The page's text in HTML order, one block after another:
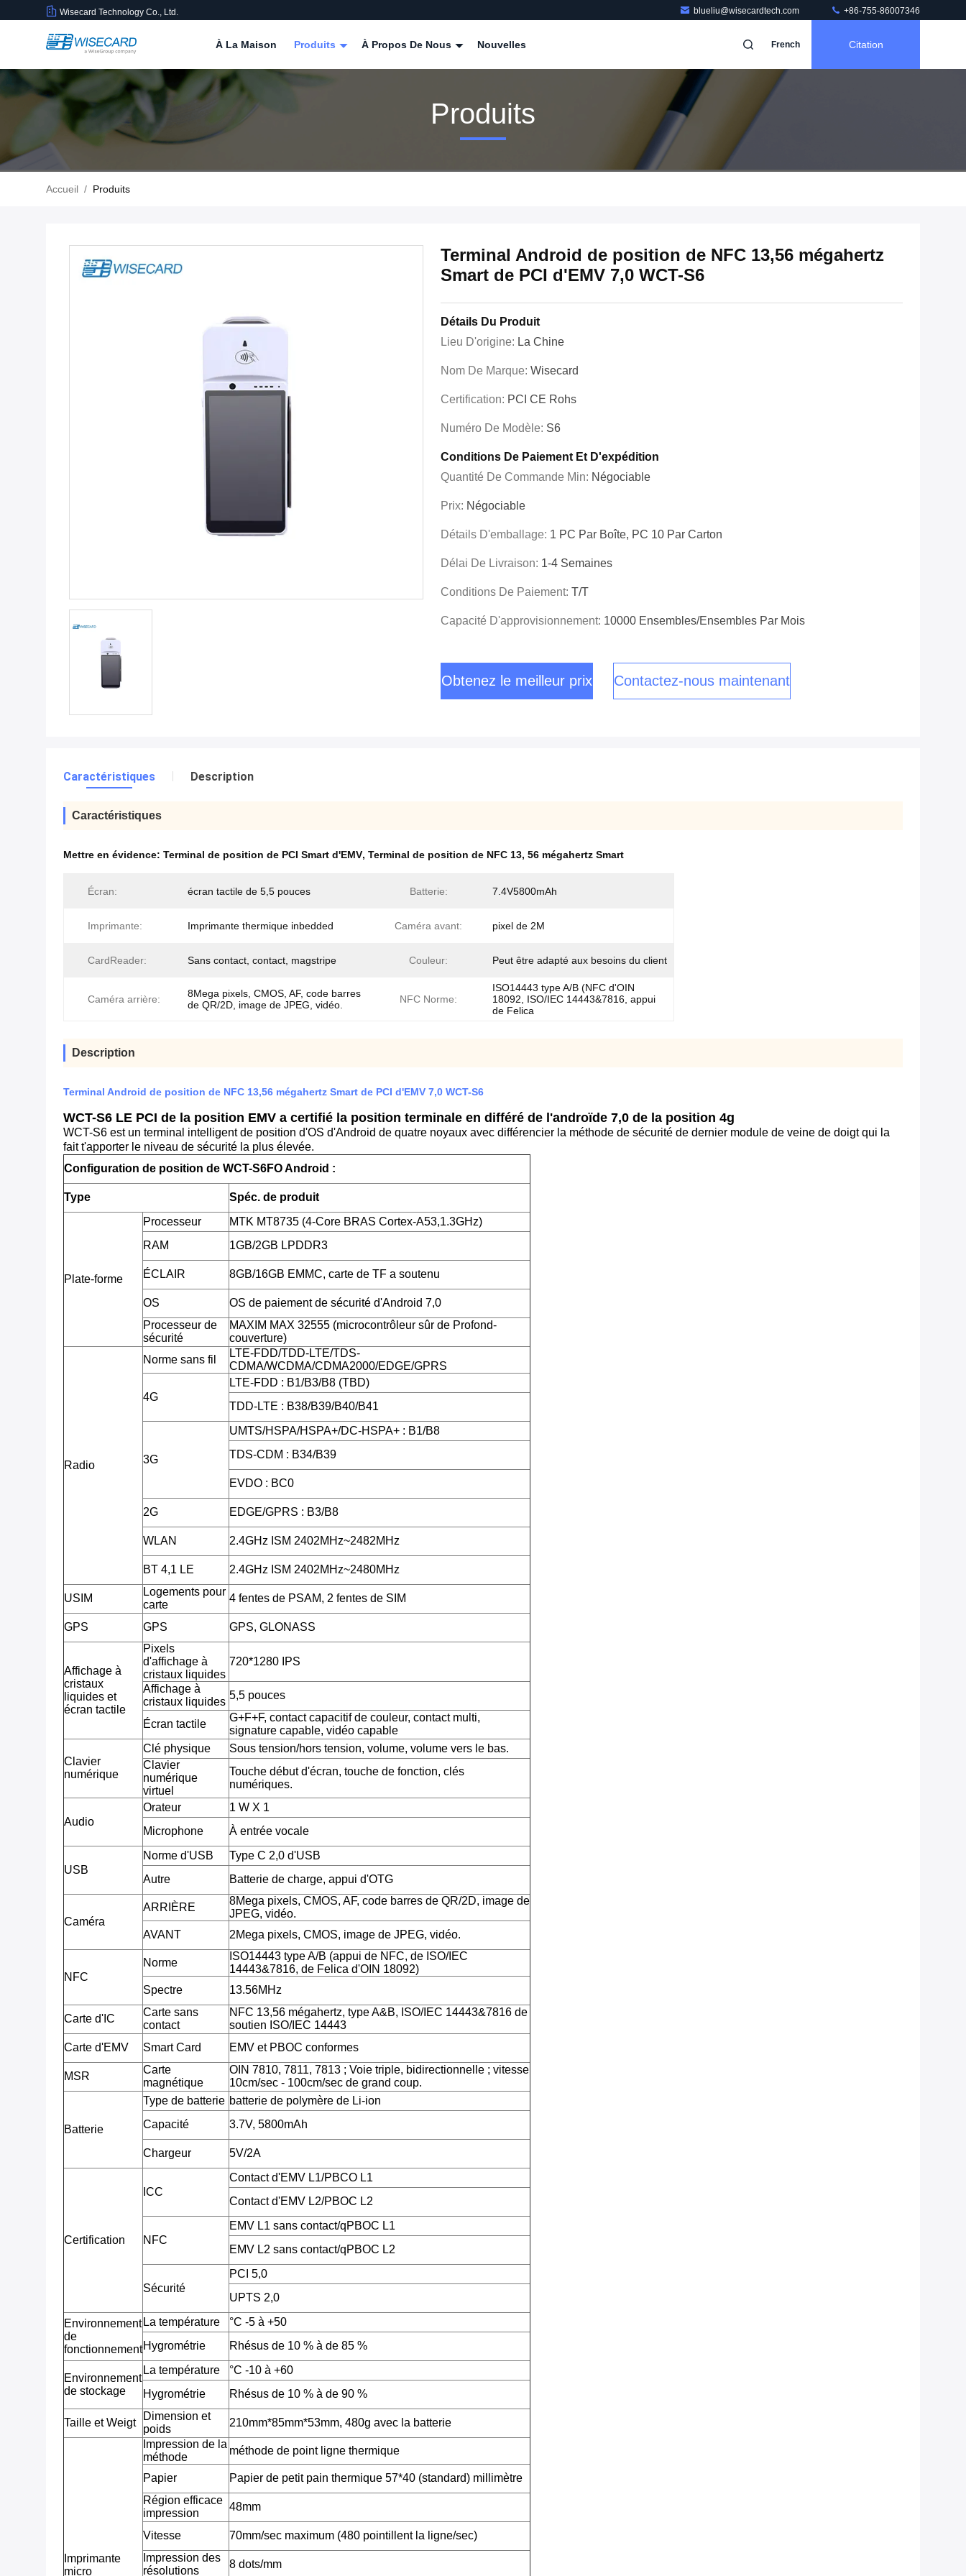
Wisecard Technology Co., Ltd. blueliu@wisecardtech.com +86-755-86007346
À La Maison Produits À Propos De Nous Nouvelles French Citation
Produits
Accueil / Produits
Terminal Android de position de NFC 13,56 mégahertz
Smart de PCI d'EMV 7,0 WCT-S6
Détails Du Produit
Lieu D'origine: La Chine
Nom De Marque: Wisecard
Certification: PCI CE Rohs
Numéro De Modèle: S6
Conditions De Paiement Et D'expédition
Quantité De Commande Min: Négociable
Prix: Négociable
Détails D'emballage: 1 PC Par Boîte, PC 10 Par Carton
Délai De Livraison: 1-4 Semaines
Conditions De Paiement: T/T
Capacité D'approvisionnement: 10000 Ensembles/ensembles Par Mois
Obtenez le meilleur prix Contactez-nous maintenant
Caractéristiques Description
Caractéristiques
Mettre en évidence: Terminal de position de PCI Smart d'EMV, Terminal de position de NFC 13, 56 mégahertz Smart
Écran: écran tactile de 5,5 pouces Batterie: 7.4V5800mAh
Imprimante: Imprimante thermique inbedded Caméra avant: pixel de 2M
CardReader: Sans contact, contact, magstripe Couleur: Peut être adapté aux besoins du client
Caméra arrière:
8Mega pixels, CMOS, AF, code barres
de QR/2D, image de JPEG, vidéo.
NFC Norme:
ISO14443 type A/B (NFC d'OIN
18092, ISO/IEC 14443&7816, appui
de Felica
Description
Terminal Android de position de NFC 13,56 mégahertz Smart de PCI d'EMV 7,0 WCT-S6
WCT-S6 LE PCI de la position EMV a certifié la position terminale en différé de l'androïde 7,0 de la position 4g
WCT-S6 est un terminal intelligent de position d'OS d'Android de quatre noyaux avec différencier la méthode de sécurité de dernier module de veine de doigt qui la
fait t'apporter le niveau de sécurité la plus élevée.
Configuration de position de WCT-S6FO Android :
Type Spéc. de produit
Plate-forme
Processeur
MTK MT8735 (4-Core BRAS Cortex-A53,1.3GHz)
RAM
1GB/2GB LPDDR3
ÉCLAIR 8GB/16GB EMMC, carte de TF a soutenu
OS
OS de paiement de sécurité d'Android 7,0
Processeur de
sécurité
MAXIM MAX 32555 (microcontrôleur sûr de Profond-
couverture)
Radio
Norme sans fil
LTE-FDD/TDD-LTE/TDS-
CDMA/WCDMA/CDMA2000/EDGE/GPRS
4G
LTE-FDD : B1/B3/B8 (TBD)
TDD-LTE : B38/B39/B40/B41
3G
UMTS/HSPA/HSPA+/DC-HSPA+ : B1/B8
TDS-CDM : B34/B39
EVDO : BC0
2G EDGE/GPRS : B3/B8
WLAN 2.4GHz ISM 2402MHz~2482MHz
BT 4,1 LE 2.4GHz ISM 2402MHz~2480MHz
USIM
Logements pour
carte
4 fentes de PSAM, 2 fentes de SIM
GPS GPS GPS, GLONASS
Affichage à
cristaux
liquides et
écran tactile
Pixels
d'affichage à
cristaux liquides
720*1280 IPS
Affichage à
cristaux liquides
5,5 pouces
Écran tactile
G+F+F, contact capacitif de couleur, contact multi,
signature capable, vidéo capable
Clavier
numérique
Clé physique
Sous tension/hors tension, volume, volume vers le bas.
Clavier
numérique
virtuel
Touche début d'écran, touche de fonction, clés
numériques.
Audio
Orateur
1 W X 1
Microphone
À entrée vocale
USB
Norme d'USB
Type C 2,0 d'USB
Autre
Batterie de charge, appui d'OTG
Caméra
ARRIÈRE
8Mega pixels, CMOS, AF, code barres de QR/2D, image de
JPEG, vidéo.
AVANT
2Mega pixels, CMOS, image de JPEG, vidéo.
NFC
Norme
ISO14443 type A/B (appui de NFC, de ISO/IEC
14443&7816, de Felica d'OIN 18092)
Spectre
13.56MHz
Carte d'IC
Carte sans
contact
NFC 13,56 mégahertz, type A&B, ISO/IEC 14443&7816 de
soutien ISO/IEC 14443
Carte d'EMV
Smart Card EMV et PBOC conformes
MSR
Carte
magnétique
OIN 7810, 7811, 7813 ; Voie triple, bidirectionnelle ; vitesse
10cm/sec - 100cm/sec de grand coup.
Batterie
Type de batterie batterie de polymère de Li-ion
Capacité
3.7V, 5800mAh
Chargeur 5V/2A
Certification
ICC
Contact d'EMV L1/PBCO L1
Contact d'EMV L2/PBOC L2
NFC
EMV L1 sans contact/qPBOC L1
EMV L2 sans contact/qPBOC L2
Sécurité
PCI 5,0
UPTS 2,0
Environnement
de
fonctionnement
La température
°C -5 à +50
Hygrométrie
Rhésus de 10 % à de 85 %
Environnement
de stockage
La température
°C -10 à +60
Hygrométrie
Rhésus de 10 % à de 90 %
Taille et Weigt
Dimension et
poids
210mm*85mm*53mm, 480g avec la batterie
Imprimante
micro
Impression de la
méthode
méthode de point ligne thermique
Papier
Papier de petit pain thermique 57*40 (standard) millimètre
Région efficace
impression
48mm
Vitesse
70mm/sec maximum (480 pointillent la ligne/sec)
Impression des
résolutions
8 dots/mm